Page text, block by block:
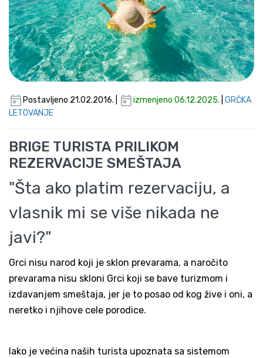
Postavljeno 21.02.2016. | izmenjeno 06.12.2025. GRČKA
LETOVANJE
BRIGE TURISTA PRILIKOM
REZERVACIJE SMEŠTAJA
"Šta ako platim rezervaciju, a
vlasnik mi se više nikada ne
javi?"
Grci nisu narod koji je sklon prevarama, a naročito
prevarama nisu skloni Grci koji se bave turizmom i
izdavanjem smeštaja, jer je to posao od kog žive i oni, a
neretko i njihove cele porodice.
Iako je većina naših turista upoznata sa sistemom